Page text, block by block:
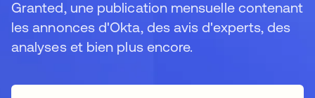
Granted, une publication mensuelle contenant
les annonces d'Okta, des avis d'experts, des
analyses et bien plus encore.